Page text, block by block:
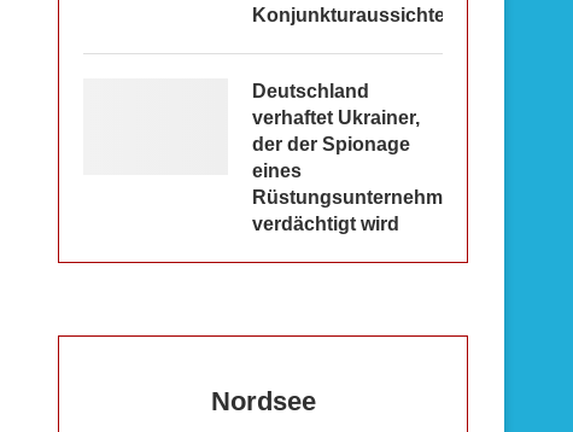
Konjunkturaussichten
Deutschland
verhaftet Ukrainer,
der der Spionage
eines
Rüstungsunternehmens
verdächtigt wird
Nordsee